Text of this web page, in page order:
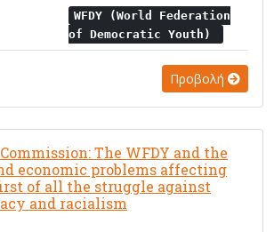
WFDY (World Federation
of Democratic Youth)
Προβολή
The WFDY and the
economic problems affecting
of all the struggle against
and racialism